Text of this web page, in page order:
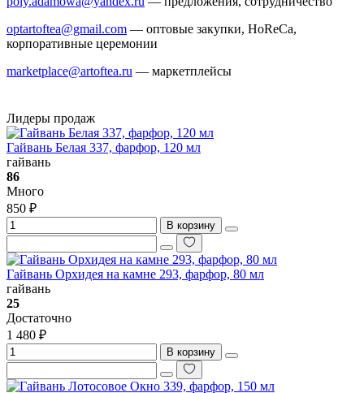
optartoftea@gmail.com — оптовые закупки, HoReCa,
корпоративные церемонии
marketplace@artoftea.ru — маркетплейсы
Лидеры продаж
Гайвань Белая 337, фарфор, 120 мл
гайвань
86
Много
850 ₽
В корзину
Гайвань Орхидея на камне 293, фарфор, 80 мл
гайвань
25
Достаточно
1 480 ₽
В корзину